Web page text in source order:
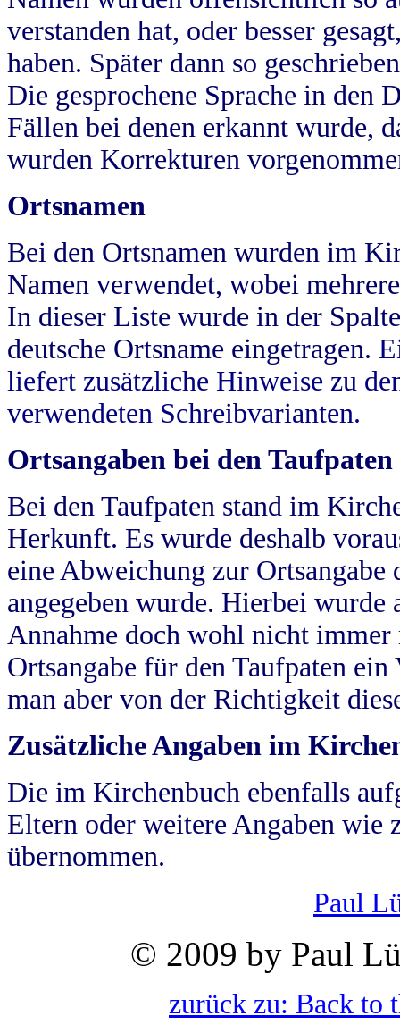
verstanden hat, oder besser
haben. Später dann so
Die gesprochene Sprache in
Fällen bei denen erkannt wurde,
wurden Korrekturen
Ortsnamen
Bei den Ortsnamen wurden im
Namen verwendet, wobei
In dieser Liste wurde in der
deutsche Ortsname eingetragen.
liefert zusätzliche Hinweise zu
verwendeten Schreibvarianten.
Ortsangaben bei den Taufpaten
Bei den Taufpaten stand im
Herkunft. Es wurde deshalb
eine Abweichung zur
angegeben wurde. Hierbei wurde
Annahme doch wohl nicht
Ortsangabe für den Taufpaten
man aber von der Richtigkeit
Zusätzliche Angaben im
Die im Kirchenbuch ebenfalls
Eltern oder weitere Angaben wie
übernommen.
Paul
© 2009 by Paul
zurück zu: Back to